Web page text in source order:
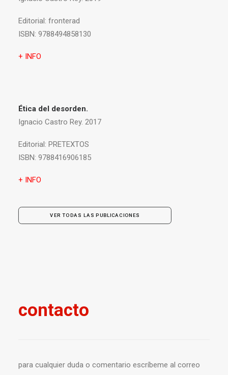
Editorial: fronterad
ISBN: 9788494858130
+ INFO
Ética del desorden.
Ignacio Castro Rey. 2017
Editorial: PRETEXTOS
ISBN: 9788416906185
+ INFO
VER TODAS LAS PUBLICACIONES
contacto
para cualquier duda o comentario escríbeme al correo